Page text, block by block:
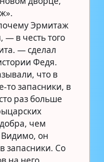
Эрмитаж
в честь того
— сделал
Федя.
что в
то запасники, в
раз больше
чем
Видимо, он
запасники. Со